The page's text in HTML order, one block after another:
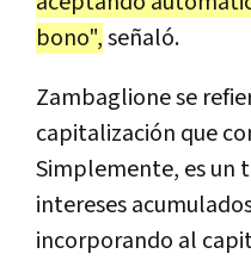
bono",señaló.
Zambaglione se
capitalización que
Simplemente, es un
intereses
incorporando al